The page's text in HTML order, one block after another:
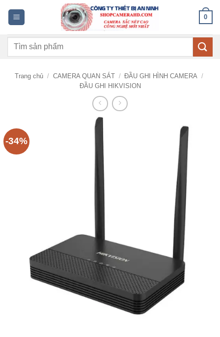
dung
0
Tìm
Trang chủ / CAMERA QUAN SÁT / ĐẦU GHI HÌNH CAMERA /
ĐẦU GHI HIKVISION
-34%